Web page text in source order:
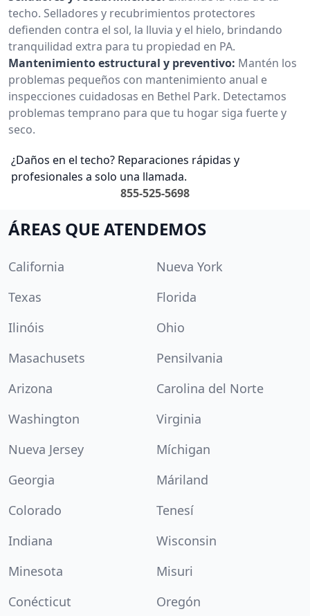
techo. Selladores y recubrimientos protectores
defienden contra el sol, la lluvia y el hielo, brindando
tranquilidad extra para tu propiedad en PA.
Mantenimiento estructural y preventivo: Mantén los
problemas pequeños con mantenimiento anual e
inspecciones cuidadosas en Bethel Park. Detectamos
problemas temprano para que tu hogar siga fuerte y
seco.
¿Daños en el techo? Reparaciones rápidas y
profesionales a solo una llamada.
855-525-5698
ÁREAS QUE ATENDEMOS
California
Nueva York
Texas
Florida
Ilinóis
Ohio
Masachusets
Pensilvania
Arizona
Carolina del Norte
Washington
Virginia
Nueva Jersey
Míchigan
Georgia
Máriland
Colorado
Tenesí
Indiana
Wisconsin
Minesota
Misuri
Conécticut
Oregón